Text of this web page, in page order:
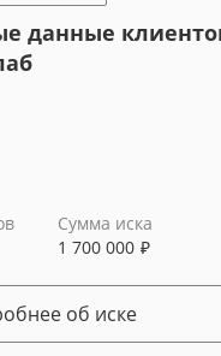
данные
Сумма иска
1 700 000 ₽
об иске
По желанию
России,
который
со стороны власти,